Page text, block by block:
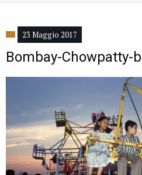
23 Maggio 2017
Bombay-Chowpatty-